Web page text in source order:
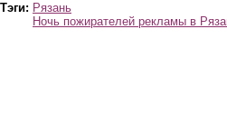
Тэги: Рязань
Ночь пожирателей рекламы в